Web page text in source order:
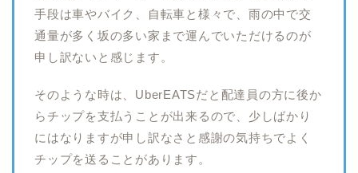
手段は車やバイク、自転車と様々で、雨の中で交
通量が多く坂の多い家まで運んでいただけるのが
申し訳ないと感じます。
そのような時は、UberEATSだと配達員の方に後か
らチップを支払うことが出来るので、少しばかり
にはなりますが申し訳なさと感謝の気持ちでよく
チップを送ることがあります。